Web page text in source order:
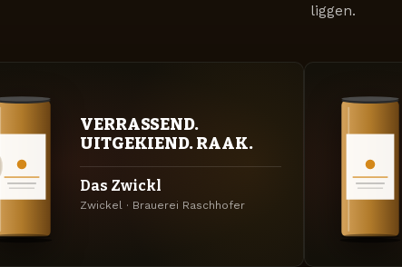
liggen.
VERRASSEND.
UITGEKIEND. RAAK.
Das Zwickl
Zwickel · Brauerei Raschhofer